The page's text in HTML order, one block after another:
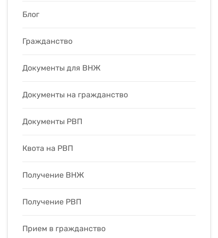
Блог
Гражданство
Документы для ВНЖ
Документы на гражданство
Документы РВП
Квота на РВП
Получение ВНЖ
Получение РВП
Прием в гражданство